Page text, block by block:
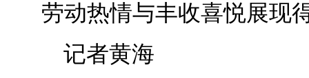
劳动热情与丰收喜悦展现
记者黄海